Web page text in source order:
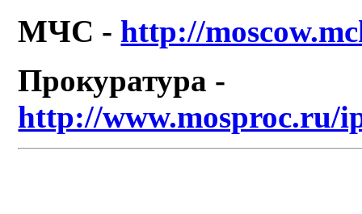
МЧС - http://
Прокуратура -
http://www.mosproc.ru/